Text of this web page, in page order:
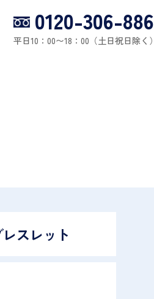
0120-306-886
平日10：00〜18：00（土日祝日除く）
スレット